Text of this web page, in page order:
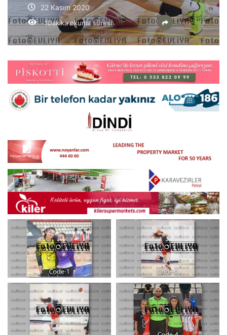
22 Kasım 2020
1Dakika okuma süresi